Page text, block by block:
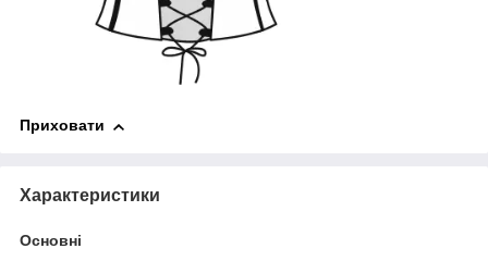
Приховати
Характеристики
Основні